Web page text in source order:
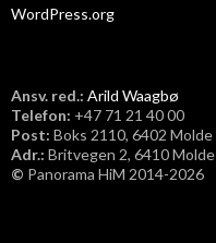
WordPress.org
Ansv. red.: Arild Waagbø
Telefon: ​+47 71 21 40 00
Post: Boks 2110, 6402 Molde
Adr.: Britvegen 2, 6410 Molde
© Panorama HiM 2014-2026